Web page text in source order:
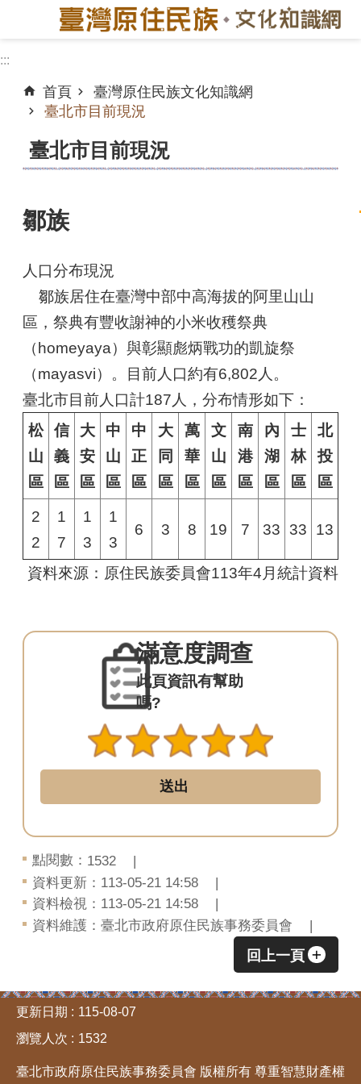
跳到主要內容區塊
階
搜
臺
市
目
現
況
歷
史
遷
移
社
會
制
度
祭
信
仰
工
族
網
站
導
首
頁
北
:::
:::
首頁
臺灣原住民族文化知識網
臺北市目前現況
臺北市目前現況
鄒族
人口分布現況
鄒族居住在臺灣中部中高海拔的阿里山山
區，祭典有豐收謝神的小米收穫祭典
（homeyaya）與彰顯彪炳戰功的凱旋祭
（mayasvi）。目前人口約有6,802人。
臺北市目前人口計187人，分布情形如下：
松
山
區
信
義
區
大
安
區
中
山
區
中
正
區
大
同
區
萬
華
區
文
山
區
南
港
區
內
湖
區
士
林
區
北
投
區
2
2
1
7
1
3
1
3
6 3 8 19 7 33 33 13
資料來源：原住民族委員會113年4月統計資料
滿意度調查
此頁資訊有幫助
嗎?
點閱數： 1532
資料更新：113-05-21 14:58
資料檢視：113-05-21 14:58
資料維護：臺北市政府原住民族事務委員會
回上一頁
:::
更新日期
115-08-07
瀏覽人次
1532
臺北市政府原住民族事務委員會 版權所有 尊重智慧財產權